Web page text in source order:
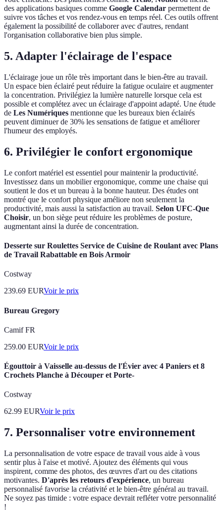
des applications basiques comme Google Calendar permettent de
suivre vos tâches et vos rendez-vous en temps réel. Ces outils offrent
également la possibilité de collaborer avec d'autres, rendant
l'organisation collaborative bien plus simple.
5. Adapter l'éclairage de l'espace
L'éclairage joue un rôle très important dans le bien-être au travail.
Un espace bien éclairé peut réduire la fatigue oculaire et augmenter
la concentration. Privilégiez la lumière naturelle lorsque cela est
possible et complétez avec un éclairage d'appoint adapté. Une étude
de Les Numériques mentionne que les bureaux bien éclairés
peuvent diminuer de 30% les sensations de fatigue et améliorer
l'humeur des employés.
6. Privilégier le confort ergonomique
Le confort matériel est essentiel pour maintenir la productivité.
Investissez dans un mobilier ergonomique, comme une chaise qui
soutient le dos et un bureau à la bonne hauteur. Des études ont
montré que le confort physique améliore non seulement la
productivité, mais aussi la satisfaction au travail. Selon UFC-Que
Choisir, un bon siège peut réduire les problèmes de posture,
augmentant ainsi la durée de concentration.
Desserte sur Roulettes Service de Cuisine de Roulant avec Plans
de Travail Rabattable en Bois Armoir
Costway
239.69 EURVoir le prix
Bureau Gregory
Camif FR
259.00 EURVoir le prix
Égouttoir à Vaisselle au-dessus de l'Évier avec 4 Paniers et 8
Crochets Planche à Découper et Porte-
Costway
62.99 EURVoir le prix
7. Personnaliser votre environnement
La personnalisation de votre espace de travail vous aide à vous
sentir plus à l'aise et motivé. Ajoutez des éléments qui vous
inspirent, comme des photos, des œuvres d'art ou des citations
motivantes. D'après les retours d'expérience, un bureau
personnalisé favorise la créativité et le bien-être général au travail.
Ne soyez pas timide : votre espace devrait refléter votre personnalité
!